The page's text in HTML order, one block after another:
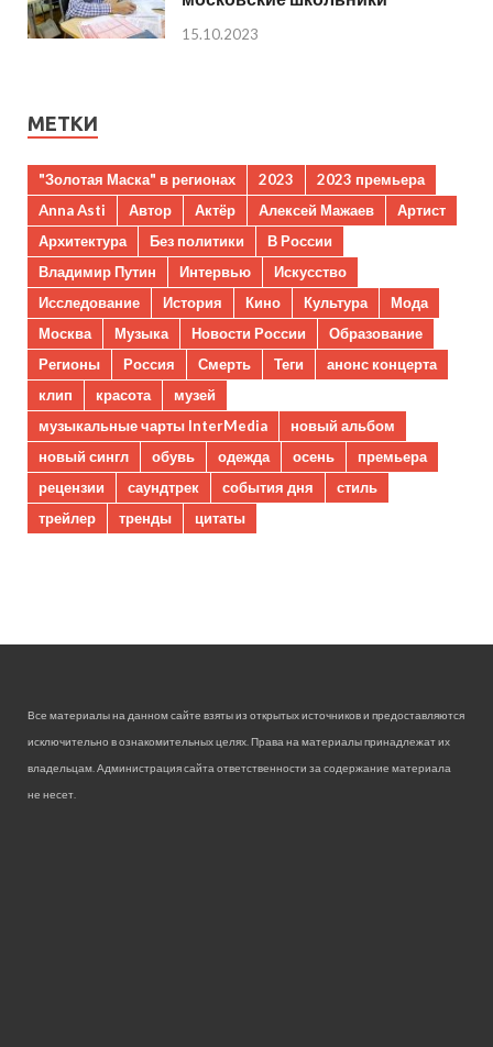
15.10.2023
МЕТКИ
"Золотая Маска" в регионах 2023
2023 премьера
Anna Asti
Автор Актёр Алексей Мажаев
Артист
Архитектура
Без политики
В России
Владимир Путин
Интервью
Искусство
Исследование
История Кино Культура
Мода
Москва
Музыка Новости России
Образование
Регионы
Россия Смерть Теги
анонс концерта
клип
красота
музей
музыкальные чарты InterMedia
новый альбом
новый сингл
обувь одежда осень
премьера
рецензии
саундтрек события дня
стиль
трейлер
тренды цитаты
Все материалы на данном сайте взяты из открытых источников и предоставляются
исключительно в ознакомительных целях. Права на материалы принадлежат их
владельцам. Администрация сайта ответственности за содержание материала
не несет.